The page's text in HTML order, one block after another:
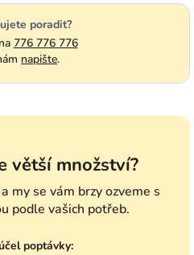
poradit?
776 776 776
napište.
větší množství?
my se vám brzy ozveme s
podle vašich potřeb.
poptávky: